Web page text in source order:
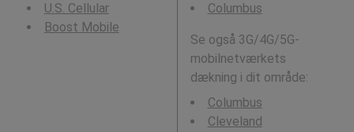
U.S. Cellular
Boost Mobile
Columbus
Se også 3G/4G/5G-
mobilnetværkets
dækning i dit område:
Columbus
Cleveland